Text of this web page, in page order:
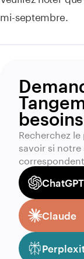
mi-septembre.
besoins
Recherchez
savoir si
ChatGPT
Claude